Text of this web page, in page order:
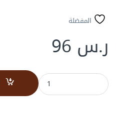
المفضلة
ر.س
حب الضيافة 5 كيلو quantity